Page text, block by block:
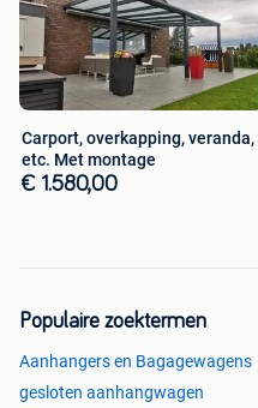
Carport, overkapping, veranda,
etc. Met montage
€ 1.580,00
Populaire zoektermen
Aanhangers en Bagagewagens
gesloten aanhangwagen